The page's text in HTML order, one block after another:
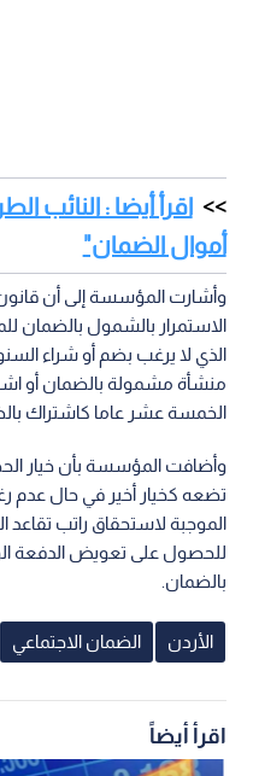
اقرأ أيضا : النائب
أموال الضمان"
وأشارت المؤسسة إلى أن قانون
الاستمرار بالشمول بالضمان
الذي لا يرغب بضم أو شراء
منشأة مشمولة بالضمان أو
الخمسة عشر عاما كاشتراك
وأضافت المؤسسة بأن خيار
تضعه كخيار أخير في حال عدم
الموجبة لاستحقاق راتب
للحصول على تعويض الدفعة
بالضمان.
الأردن الضمان الاجتماعي
اقرأ أيضاً